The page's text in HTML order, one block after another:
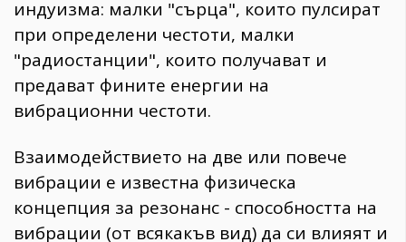
индуизма: малки "сърца", които пулсират
при определени честоти, малки
"радиостанции", които получават и
предават фините енергии на
вибрационни честоти.
Взаимодействието на две или повече
вибрации е известна физическа
концепция за резонанс - способността на
вибрации (от всякакъв вид) да си влияят и